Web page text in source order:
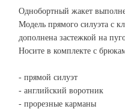
Однобортный жакет
Модель прямого силуэта с
дополнена застежкой на
Носите в комплекте с
- прямой силуэт
- английский воротник
- прорезные карманы